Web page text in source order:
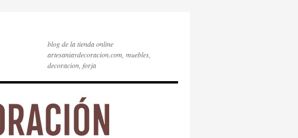
blog de la tienda online
artesaniaydecoracion.com, muebles,
decoracion, forja